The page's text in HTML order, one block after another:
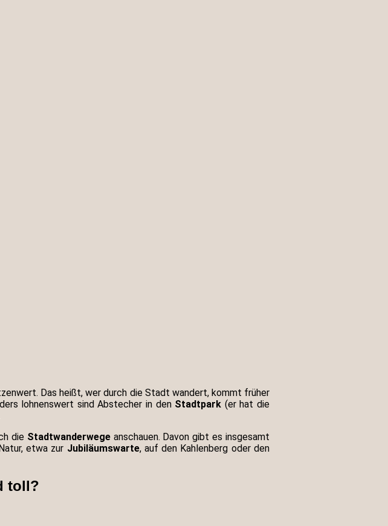
Das heißt, wer durch die Stadt wandert, kommt früher
lohnenswert sind Abstecher in den Stadtpark (er hat die
die Stadtwanderwegeanschauen. Davon gibt es insgesamt
etwa zur Jubiläumswarte, auf den Kahlenberg oder den
toll?